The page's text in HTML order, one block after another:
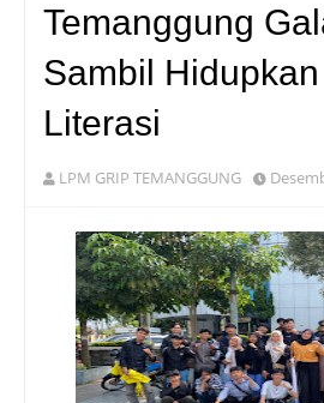
Temanggung
Sambil
Literasi
LPM GRIP TEMANGGUNG